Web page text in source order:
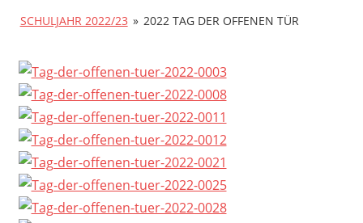
SCHULJAHR 2022/23 » 2022 TAG DER OFFENEN TÜR